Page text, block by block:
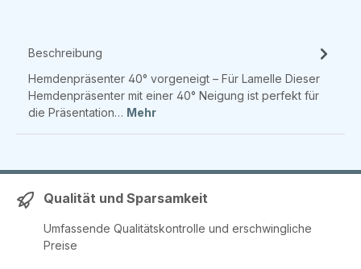
Beschreibung
Hemdenpräsenter 40° vorgeneigt – Für Lamelle Dieser
Hemdenpräsenter mit einer 40° Neigung ist perfekt für
die Präsentation… Mehr
Qualität und Sparsamkeit
Umfassende Qualitätskontrolle und erschwingliche
Preise